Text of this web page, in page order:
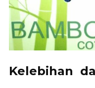
Kelebihan